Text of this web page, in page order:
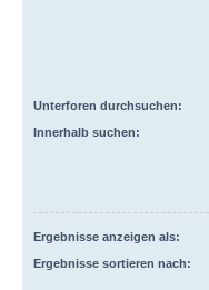
Unterforen durchsuchen:
Innerhalb suchen:
Ergebnisse anzeigen als:
Ergebnisse sortieren nach: